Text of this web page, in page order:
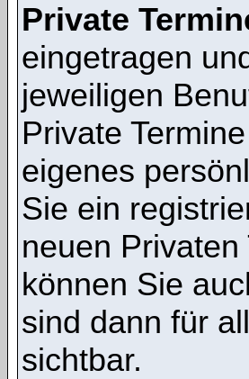
Private
eingetragen
jeweiligen
Private
eigenes
Sie ein
neuen Privaten
können Sie
sind dann für
sichtbar.